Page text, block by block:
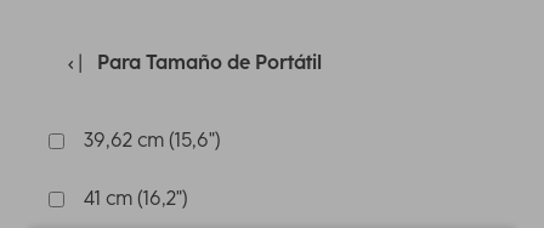
Para Tamaño de Portátil
39,62 cm (15,6")
41 cm (16,2")